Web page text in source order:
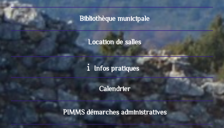
Bibliothèque municipale
Location de salles
Infos pratiques
Calendrier
PIMMS démarches administratives